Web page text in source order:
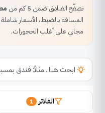
تصفّح الفنادق ضمن 5 كم من
المسافة بالضبط، الأسعار
مجاني على أغلب الحجوزات.
الفلاتر 1